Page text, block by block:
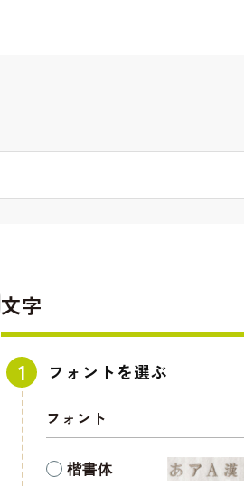
文字
フォントを選ぶ
フォント
楷書体